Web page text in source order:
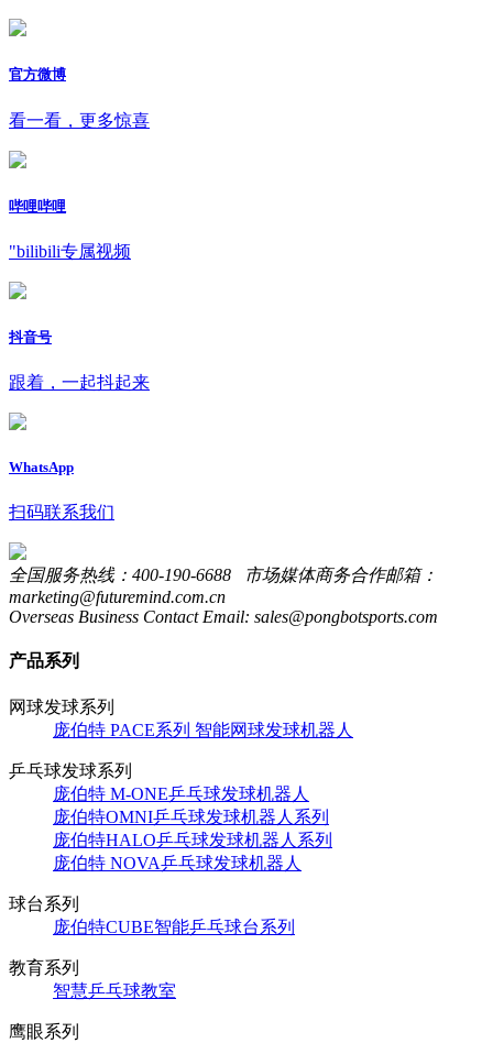
官方微博
看一看，更多惊喜
哔哩哔哩
"bilibili专属视频
抖音号
跟着，一起抖起来
WhatsApp
扫码联系我们
全国服务热线：400-190-6688 市场媒体商务合作邮箱：
marketing@futuremind.com.cn
Overseas Business Contact Email: sales@pongbotsports.com
产品系列
网球发球系列
庞伯特 PACE系列 智能网球发球机器人
乒乓球发球系列
庞伯特 M-ONE乒乓球发球机器人
庞伯特OMNI乒乓球发球机器人系列
庞伯特HALO乒乓球发球机器人系列
庞伯特 NOVA乒乓球发球机器人
球台系列
庞伯特CUBE智能乒乓球台系列
教育系列
智慧乒乓球教室
鹰眼系列